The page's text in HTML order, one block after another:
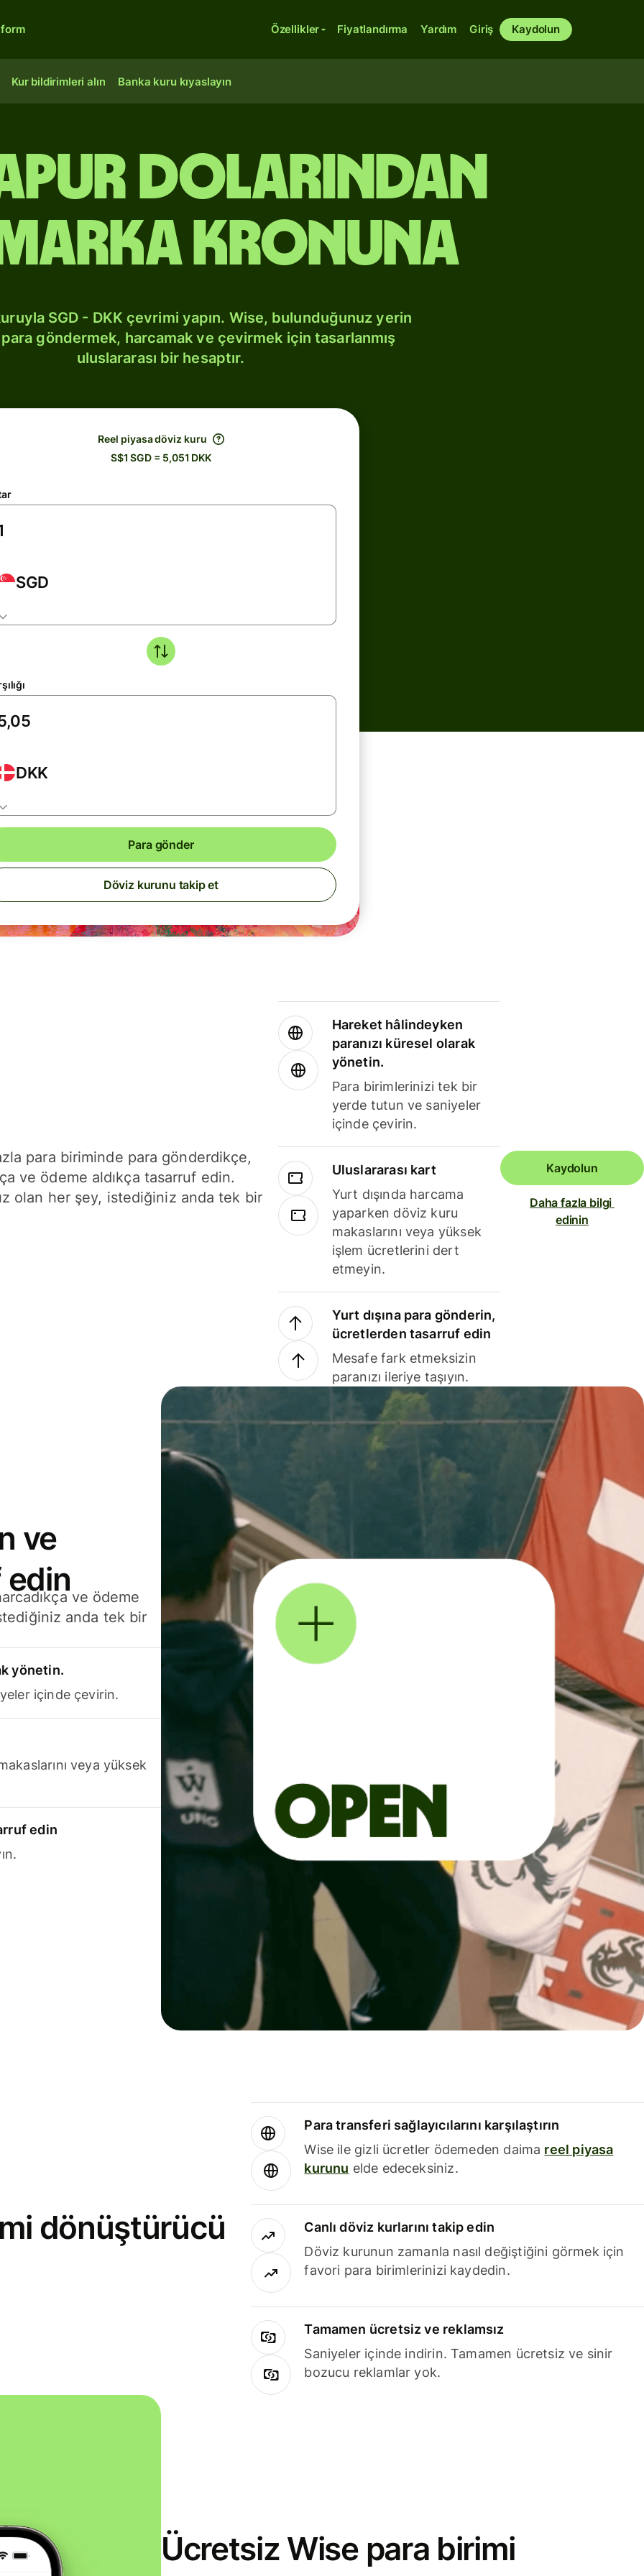
Özellikler Fiyatlandırma Yardım Giriş Kaydolun
Kur bildirimleri alın Banka kuru kıyaslayın
dolarından
kronuna
SGD - DKK çevrimi yapın. Wise, bulunduğunuz yerin
göndermek, harcamak ve çevirmek için tasarlanmış
uluslararası bir hesaptır.
Reel piyasa döviz kuru
S$1 SGD = 5,051 DKK
SGD
DKK
Para gönder
Döviz kurunu takip et
para biriminde para gönderdikçe,
ve ödeme aldıkça tasarruf edin.
olan her şey, istediğiniz anda tek bir
Hareket hâlindeyken
paranızı küresel olarak
yönetin.
Para birimlerinizi tek bir
yerde tutun ve saniyeler
içinde çevirin.
Uluslararası kart
Yurt dışında harcama
yaparken döviz kuru
makaslarını veya yüksek
işlem ücretlerini dert
etmeyin.
Yurt dışına para gönderin,
ücretlerden tasarruf edin
Mesafe fark etmeksizin
paranızı ileriye taşıyın.
Kaydolun
Daha fazla bilgi
edinin
ve
edinve ödeme
anda tek bir
yönetin.
içinde çevirin.
veya yüksek
edin
dönüştürücü
Para transferi sağlayıcılarını karşılaştırın
Wise ile gizli ücretler ödemeden daima reel piyasa
kurunu elde edeceksiniz.
Canlı döviz kurlarını takip edin
Döviz kurunun zamanla nasıl değiştiğini görmek için
favori para birimlerinizi kaydedin.
Tamamen ücretsiz ve reklamsız
Saniyeler içinde indirin. Tamamen ücretsiz ve sinir
bozucu reklamlar yok.
Ücretsiz Wise para birimi